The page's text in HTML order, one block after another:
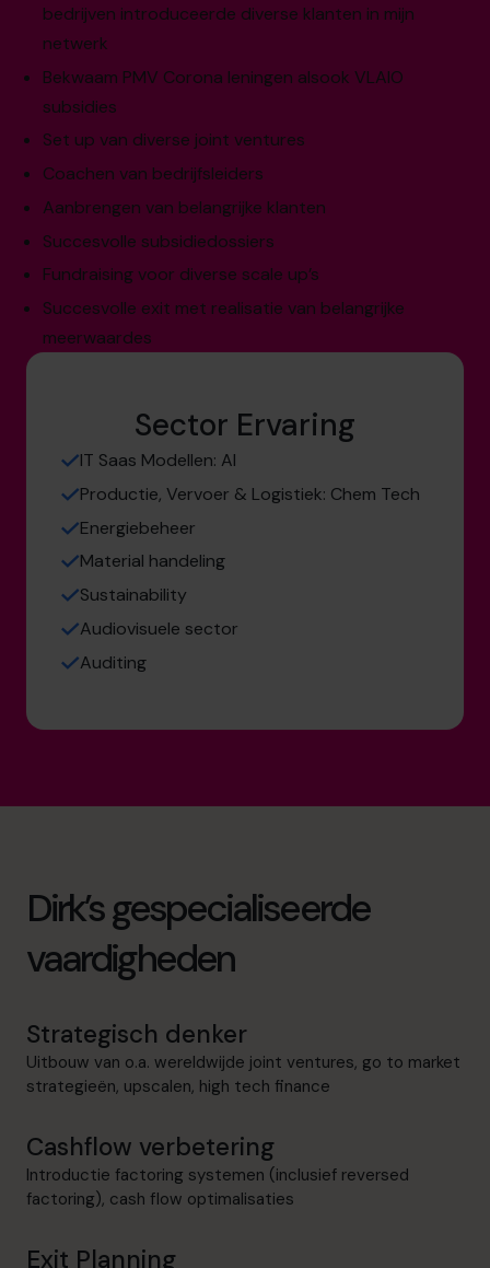
bedrijven introduceerde diverse klanten in mijn
netwerk
Bekwaam PMV Corona leningen alsook VLAIO
subsidies
Set up van diverse joint ventures
Coachen van bedrijfsleiders
Aanbrengen van belangrijke klanten
Succesvolle subsidiedossiers
Fundraising voor diverse scale up’s
Succesvolle exit met realisatie van belangrijke
meerwaardes
Sector Ervaring
IT Saas Modellen: AI
Productie, Vervoer & Logistiek: Chem Tech
Energiebeheer
Material handeling
Sustainability
Audiovisuele sector
Auditing
Dirk’s gespecialiseerde
vaardigheden
Strategisch denker
Uitbouw van o.a. wereldwijde joint ventures, go to market
strategieën, upscalen, high tech finance
Cashflow verbetering
Introductie factoring systemen (inclusief reversed
factoring), cash flow optimalisaties
Exit Planning